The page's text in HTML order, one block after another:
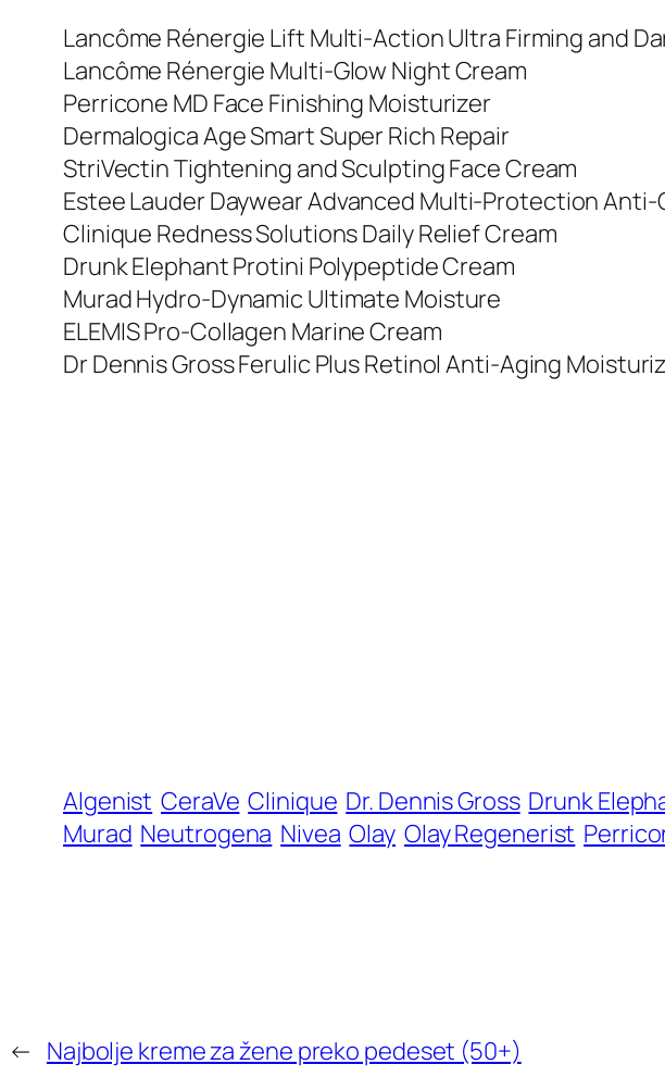
Lancôme Rénergie Lift Multi-Action Ultra Firming and
Lancôme Rénergie Multi-Glow Night Cream
Perricone MD Face Finishing Moisturizer
Dermalogica Age Smart Super Rich Repair
StriVectin Tightening and Sculpting Face Cream
Estee Lauder Daywear Advanced Multi-Protection Anti-
Clinique Redness Solutions Daily Relief Cream
Drunk Elephant Protini Polypeptide Cream
Murad Hydro-Dynamic Ultimate Moisture
ELEMIS Pro-Collagen Marine Cream
Dr Dennis Gross Ferulic Plus Retinol Anti-Aging
Algenist CeraVe Clinique Dr. Dennis Gross Drunk
Murad Neutrogena Nivea Olay Olay Regenerist
← Najbolje kreme za žene preko pedeset (50+)